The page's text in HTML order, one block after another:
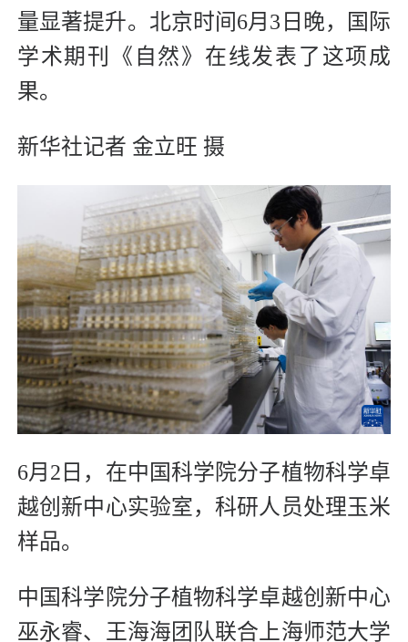
量显著提升。北京时间6月3日晚，国际
学术期刊《自然》在线发表了这项成
果。
新华社记者 金立旺 摄
6月2日，在中国科学院分子植物科学卓
越创新中心实验室，科研人员处理玉米
样品。
中国科学院分子植物科学卓越创新中心
巫永睿、王海海团队联合上海师范大学